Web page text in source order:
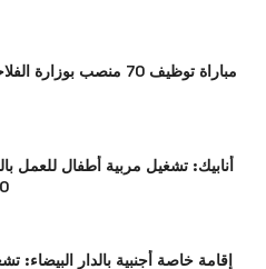
مباراة توظيف 70 منصب
أنابيك: تشغيل مربية أطفال للعمل
إقامة خاصة أجنبية بالدار البيضاء: